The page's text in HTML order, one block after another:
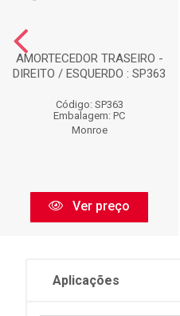
AMORTECEDOR TRASEIRO -
DIREITO / ESQUERDO : SP363
Código: SP363
Embalagem: PC
Monroe
Ver preço
Aplicações